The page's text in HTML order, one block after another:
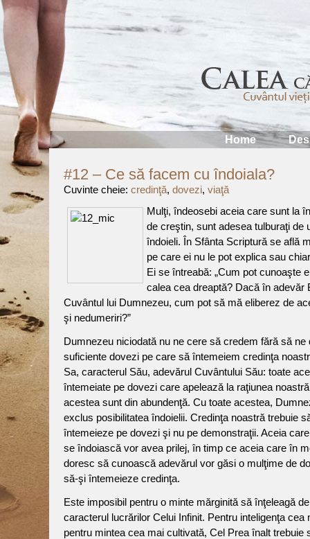
Home
#12 – Ce să facem cu îndoiala?
Cuvinte cheie: credinţă, dovezi, viaţă
Mulţi, îndeosebi aceia care sunt la
de creştin, sunt adesea tulburaţi de
îndoieli. În Sfânta Scriptură se află
pe care ei nu le pot explica sau
Ei se întreabă: „Cum pot cunoaşte
calea cea dreaptă? Dacă în adevăr
Cuvântul lui Dumnezeu, cum pot să mă eliberez de
şi nedumeriri?”
Dumnezeu niciodată nu ne cere să credem fără să ne
suficiente dovezi pe care să întemeiem credinţa
Sa, caracterul Său, adevărul Cuvântului Său: toate
întemeiate pe dovezi care apelează la raţiunea
acestea sunt din abundenţă. Cu toate acestea,
exclus posibilitatea îndoielii. Credinţa noastră trebuie
întemeieze pe dovezi şi nu pe demonstraţii. Aceia
se îndoiască vor avea prilej, în timp ce aceia care în
doresc să cunoască adevărul vor găsi o mulţime de
să-şi întemeieze credinţa.
Este imposibil pentru o minte mărginită să înţeleagă
caracterul lucrărilor Celui Infinit. Pentru inteligenţa cea
pentru mintea cea mai cultivată, Cel Prea înalt trebuie